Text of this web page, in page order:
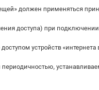
должен применяться
доступа) при
устройств «интернета